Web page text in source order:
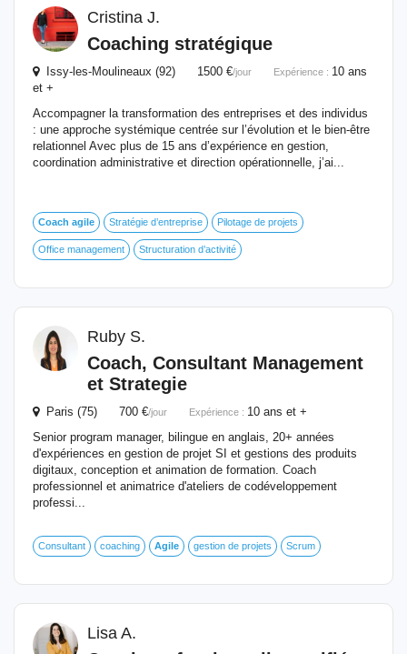
Cristina J.
Coaching stratégique
Issy-les-Moulineaux (92) 1500 €/jour Expérience : 10 ans
et +
Accompagner la transformation des entreprises et des individus
: une approche systémique centrée sur l’évolution et le bien-être
relationnel Avec plus de 15 ans d’expérience en gestion,
coordination administrative et direction opérationnelle, j’ai...
Coach agile Stratégie d’entreprise Pilotage de projets
Office management Structuration d’activité
Ruby S.
Coach, Consultant Management
et Strategie
Paris (75) 700 €/jour Expérience : 10 ans et +
Senior program manager, bilingue en anglais, 20+ années
d'expériences en gestion de projet SI et gestions des produits
digitaux, conception et animation de formation. Coach
professionnel et animatrice d'ateliers de codéveloppement
professi...
Consultant coaching Agile gestion de projets Scrum
Lisa A.